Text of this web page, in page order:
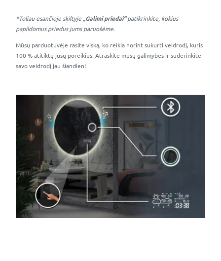
*Toliau esančioje skiltyje „Galimi priedai“patikrinkite, kokius
papildomus priedus jums paruošėme.
Mūsų parduotuvėje rasite viską, ko reikia norint sukurti veidrodį, kuris
100 % atitiktų jūsų poreikius. Atraskite mūsų galimybes ir suderinkite
savo veidrodį jau šiandien!